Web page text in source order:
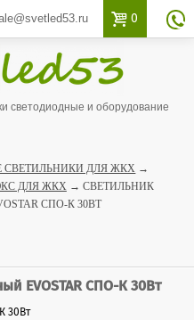
 0 
светодиодные и оборудование
СВЕТИЛЬНИКИ ДЛЯ ЖКХ →
ДЛЯ ЖКХ→ СВЕТИЛЬНИК
СПО-К 30ВТ
EVOSTAR СПО-К 30Вт
30Вт